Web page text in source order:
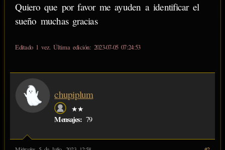
Quiero que por favor me ayuden a identificar el
sueño muchas gracias
Editado 1 vez. Última edición: 2023-07-05 07:24:53
chupiplum
★★
Mensajes: 79